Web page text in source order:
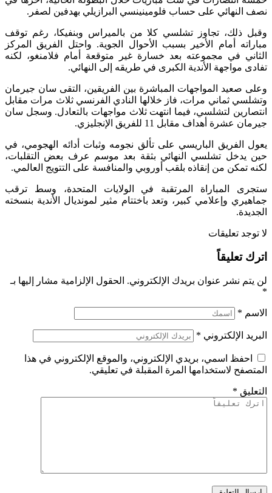
نصف النهائي على حساب فلومينينسي البرازيلي بهدفين لصفر.
وقبل ذلك، تجاوز تشلسي كلا من بالميراس وبنفيكا، رغم توقف
مباراته أمام الأخير بسبب الأحوال الجوية. واحتل الفريق المركز
الثاني في مجموعته بعد خسارة غير متوقعة أمام فلامنغو، لكنه
تفادى مواجهة الأندية الكبرى في طريقه إلى النهائي.
وعلى صعيد المواجهات المباشرة بين الفريقين، التقى سان جيرمان
وتشلسي ثماني مرات، فاز خلالها النادي الفرنسي ثلاث مرات مقابل
انتصارين لتشلسي، فيما انتهت ثلاث مواجهات بالتعادل. وسجل سان
جيرمان عشرة أهداف مقابل 11 للفريق الإنجليزي.
يعول الفريق الباريسي على تألق نجومه وثبات أدائه الهجومي، في
حين يدخل تشلسي النهائي بثقة بعد موسم عرف بعض التقلبات،
لكنه تمكن من إنقاذه بلقب أوروبي والمنافسة على التتويج العالمي.
ستجرى المباراة المرتقبة في الولايات المتحدة، وسط ترقب
جماهيري وإعلامي كبير، وتعد باختتام مثير لمونديال الأندية بنسخته
الجديدة.
لا توجد تعليقات
اترك تعليقاً
لن يتم نشر عنوان بريدك الإلكتروني. الحقول الإلزامية مشار إليها بـ
*
الاسم *
البريد الإلكتروني *
احفظ اسمي، بريدي الإلكتروني، والموقع الإلكتروني في هذا
المتصفح لاستخدامها المرة المقبلة في تعليقي.
التعليق *